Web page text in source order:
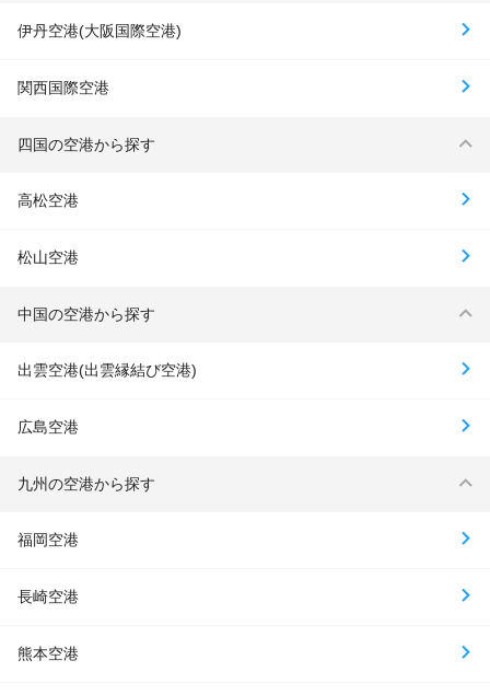
伊丹空港(大阪国際空港)
関西国際空港
四国の空港から探す
高松空港
松山空港
中国の空港から探す
出雲空港(出雲縁結び空港)
広島空港
九州の空港から探す
福岡空港
長崎空港
熊本空港